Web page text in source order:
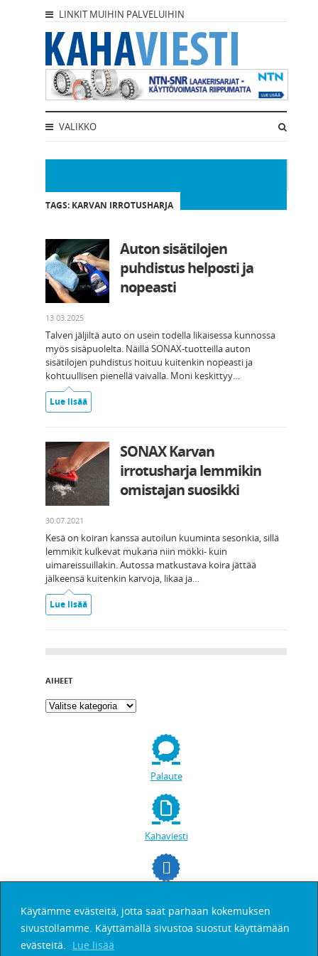
Käytämme evästeitä, jotta saat parhaan kokemuksen
sivustollamme. Käyttämällä sivustoa suostut käyttämään
evästeitä.
Lue lisää
LINKIT MUIHIN PALVELUIHIN
VALIKKO
TAGS: KARVAN IRROTUSHARJA
Auton sisätilojen
puhdistus helposti ja
nopeasti
13.03.2025
Talven jäljiltä auto on usein todella likaisessa kunnossa
myös sisäpuolelta. Näillä SONAX-tuotteilla auton
sisätilojen puhdistus hoituu kuitenkin nopeasti ja
kohtuullisen pienellä vaivalla. Moni keskittyy…
Lue lisää
SONAX Karvan
irrotusharja lemmikin
omistajan suosikki
30.07.2021
Kesä on koiran kanssa autoilun kuuminta sesonkia, sillä
lemmikit kulkevat mukana niin mökki- kuin
uimareissuillakin. Autossa matkustava koira jättää
jälkeensä kuitenkin karvoja, likaa ja…
Lue lisää
AIHEET
Palaute
Kahaviesti